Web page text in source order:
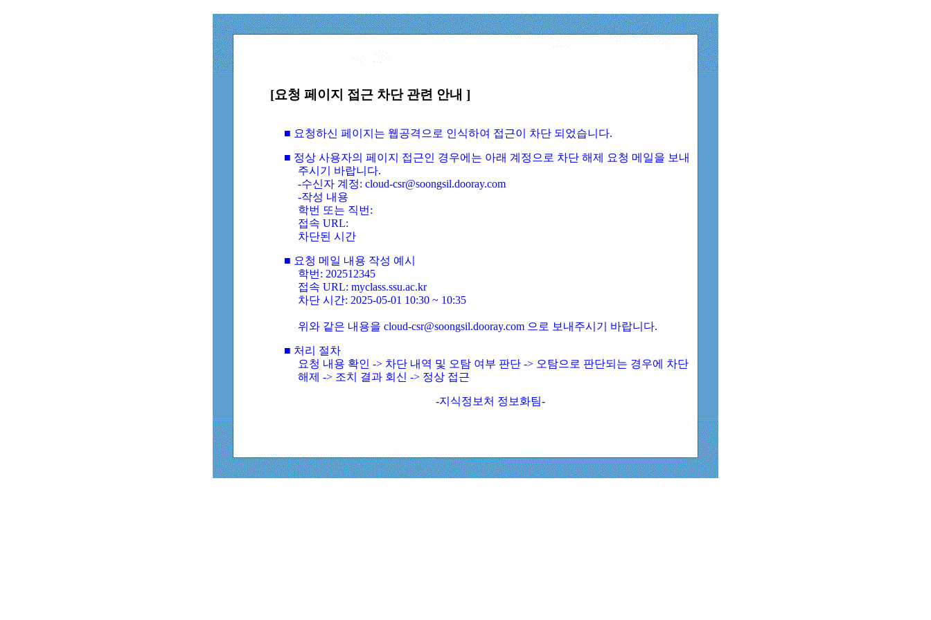
[요청 페이지 접근 차단 관련 안내 ]
■ 요청하신 페이지는 웹공격으로 인식하여 접근이 차단 되었습니다.
■ 정상 사용자의 페이지 접근인 경우에는 아래 계정으로 차단 해제 요청 메일을 보내
주시기 바랍니다.
-수신자 계정: cloud-csr@soongsil.dooray.com
-작성 내용
학번 또는 직번:
접속 URL:
차단된 시간
■ 요청 메일 내용 작성 예시
학번: 202512345
접속 URL: myclass.ssu.ac.kr
차단 시간: 2025-05-01 10:30 ~ 10:35
위와 같은 내용을 cloud-csr@soongsil.dooray.com 으로 보내주시기 바랍니다.
■ 처리 절차
요청 내용 확인 -> 차단 내역 및 오탐 여부 판단 -> 오탐으로 판단되는 경우에 차단
해제 -> 조치 결과 회신 -> 정상 접근
-지식정보처 정보화팀-